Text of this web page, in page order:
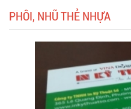
PHÔI, NHŨ THẺ NHỰA